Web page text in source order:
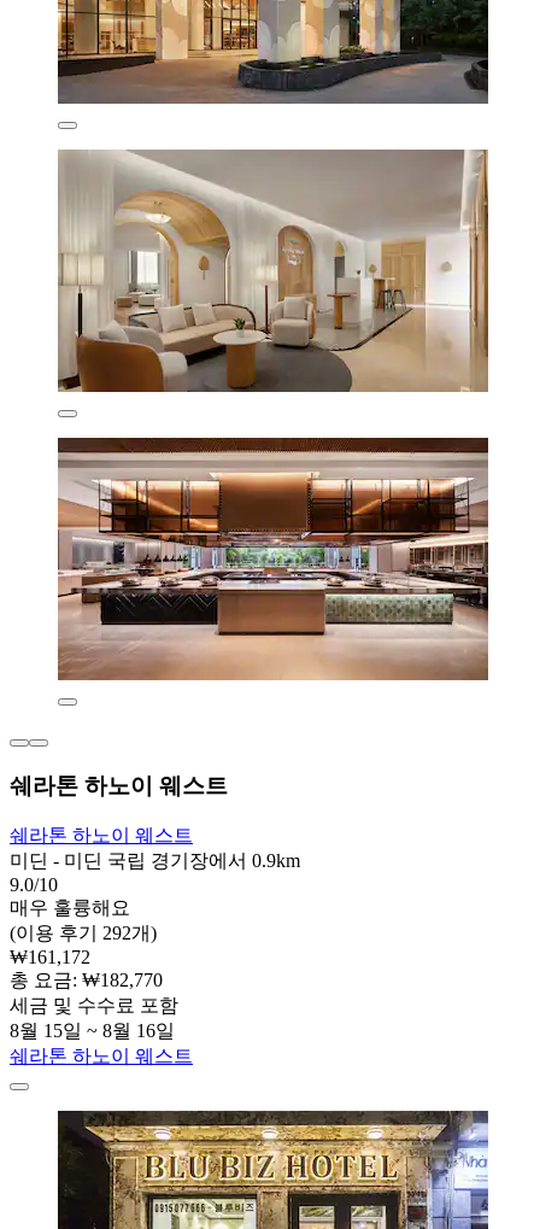
쉐라톤 하노이 웨스트
쉐라톤 하노이 웨스트
미딘 - 미딘 국립 경기장에서 0.9km
9.0/10
매우 훌륭해요
(이용 후기 292개)
₩161,172
총 요금: ₩182,770
세금 및 수수료 포함
8월 15일 ~ 8월 16일
쉐라톤 하노이 웨스트